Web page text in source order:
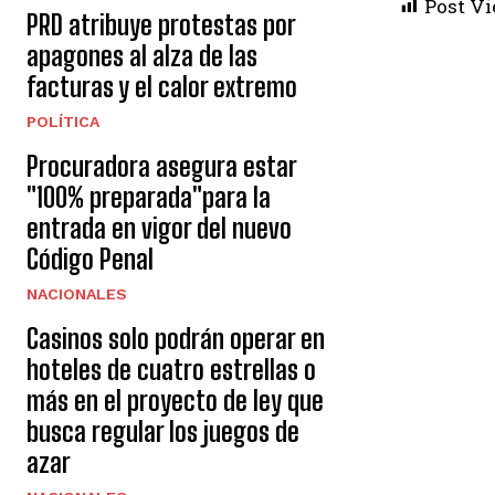
PRD atribuye protestas por
apagones al alza de las
facturas y el calor extremo
POLÍTICA
Procuradora asegura estar
"100% preparada"para la
entrada en vigor del nuevo
Código Penal
NACIONALES
Casinos solo podrán operar en
hoteles de cuatro estrellas o
más en el proyecto de ley que
busca regular los juegos de
azar
Post